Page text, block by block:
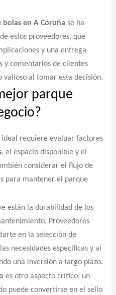
en A Coruña se ha
estos proveedores, que
y una entrega
y comentarios de clientes
valioso al tomar esta decisión.
parque
requiere evaluar factores
, el espacio disponible y el
considerar el flujo de
para mantener el parque
están la durabilidad de los
Proveedores
en la selección de
necesidades específicas y al
una inversión a largo plazo.
es otro aspecto crítico; un
puede convertirse en el sello